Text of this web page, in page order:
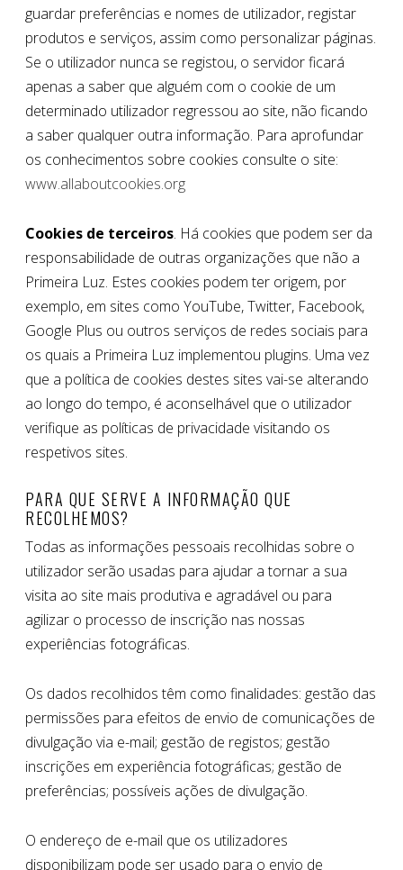
guardar preferências e nomes de utilizador, registar
produtos e serviços, assim como personalizar páginas.
Se o utilizador nunca se registou, o servidor ficará
apenas a saber que alguém com o cookie de um
determinado utilizador regressou ao site, não ficando
a saber qualquer outra informação. Para aprofundar
os conhecimentos sobre cookies consulte o site:
www.allaboutcookies.org
Cookies de terceiros. Há cookies que podem ser da
responsabilidade de outras organizações que não a
Primeira Luz. Estes cookies podem ter origem, por
exemplo, em sites como YouTube, Twitter, Facebook,
Google Plus ou outros serviços de redes sociais para
os quais a Primeira Luz implementou plugins. Uma vez
que a política de cookies destes sites vai-se alterando
ao longo do tempo, é aconselhável que o utilizador
verifique as políticas de privacidade visitando os
respetivos sites.
PARA QUE SERVE A INFORMAÇÃO QUE
RECOLHEMOS?
Todas as informações pessoais recolhidas sobre o
utilizador serão usadas para ajudar a tornar a sua
visita ao site mais produtiva e agradável ou para
agilizar o processo de inscrição nas nossas
experiências fotográficas.
Os dados recolhidos têm como finalidades: gestão das
permissões para efeitos de envio de comunicações de
divulgação via e-mail; gestão de registos; gestão
inscrições em experiência fotográficas; gestão de
preferências; possíveis ações de divulgação.
O endereço de e-mail que os utilizadores
disponibilizam pode ser usado para o envio de